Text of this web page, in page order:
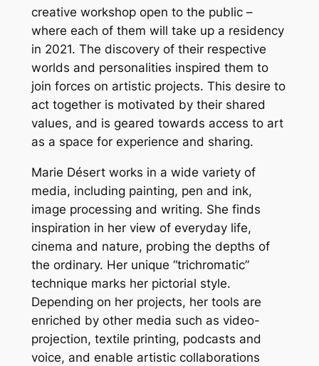
creative workshop open to the public –
where each of them will take up a residency
in 2021. The discovery of their respective
worlds and personalities inspired them to
join forces on artistic projects. This desire to
act together is motivated by their shared
values, and is geared towards access to art
as a space for experience and sharing.
Marie Désert works in a wide variety of
media, including painting, pen and ink,
image processing and writing. She finds
inspiration in her view of everyday life,
cinema and nature, probing the depths of
the ordinary. Her unique “trichromatic”
technique marks her pictorial style.
Depending on her projects, her tools are
enriched by other media such as video-
projection, textile printing, podcasts and
voice, and enable artistic collaborations